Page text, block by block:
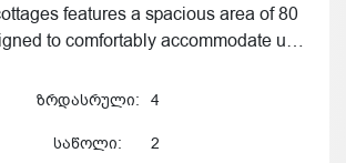
features a spacious area of 80
to comfortably accommodate u…
ზრდასრული: 4
საწოლი: 2